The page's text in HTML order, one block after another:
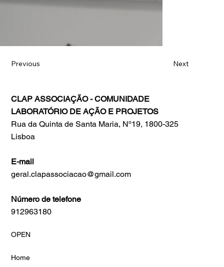
Previous Next
CLAP ASSOCIAÇÃO - COMUNIDADE
LABORATÓRIO DE AÇÃO E PROJETOS
Rua da Quinta de Santa Maria, Nº19, 1800-325
Lisboa
E-mail
geral.clapassociacao@gmail.com
Número de telefone
912963180
OPEN
Home